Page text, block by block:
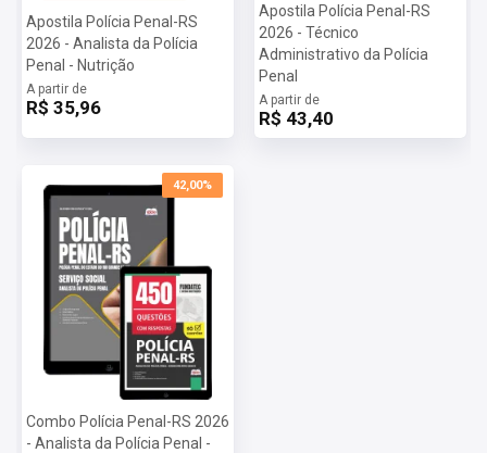
Apostila Polícia Penal-RS
2026 - Analista da Polícia
Penal - Nutrição
A partir de
R$ 35,96
Apostila Polícia Penal-RS
2026 - Técnico
Administrativo da Polícia
Penal
A partir de
R$ 43,40
42,00%
Combo Polícia Penal-RS 2026
- Analista da Polícia Penal -